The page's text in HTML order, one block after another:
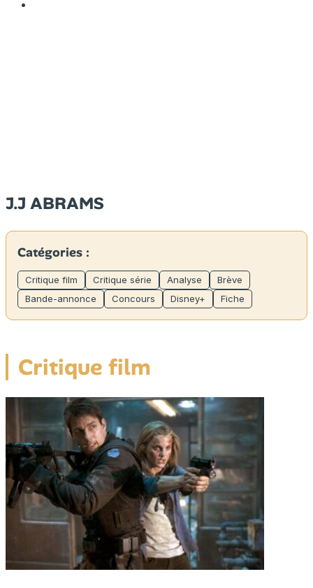
J.J ABRAMS
Catégories :
Critique film Critique série Analyse
Brève
Bande-annonce
Concours Disney+ Fiche
Critique film